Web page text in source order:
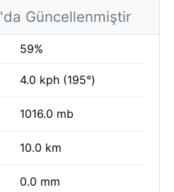
Güncellenmiştir
59%
4.0 kph (195°)
1016.0 mb
10.0 km
0.0 mm